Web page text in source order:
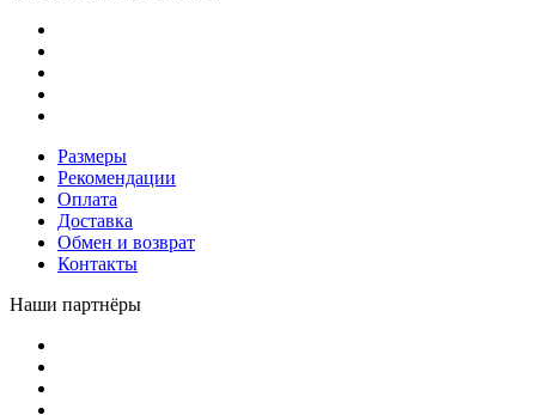
Размеры
Рекомендации
Оплата
Доставка
Обмен и возврат
Контакты
Наши партнёры